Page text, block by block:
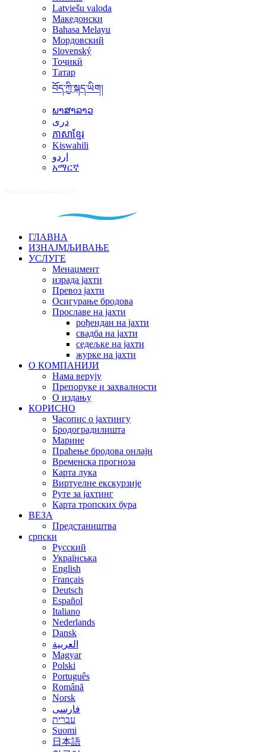
Latviešu valoda
Македонски
Bahasa Melayu
Мордовский
Slovenský
Тоҷикӣ
Татар
བོད་ཀྱི་སྐད་ཡིག།
ພາສາລາວ
دری
ភាសាខ្មែរ
Kiswahili
اردو
አማርኛ
ГЛАВНА
ИЗНАЈМЉИВАЊЕ
УСЛУГЕ
Менаџмент
израда јахти
Превоз јахти
Осигурање бродова
Прославе на јахти
рођендан на јахти
свадба на јахти
седељке на јахти
журке на јахти
О КОМПАНИЈИ
Нама верују
Препоруке и захвалности
О издању
КОРИСНО
Часопис о јахтингу
Бродоградилишта
Марине
Праћење бродова онлајн
Временска прогноза
Карта лука
Виртуелне екскурзије
Руте за јахтинг
Карта тропских бура
ВЕЗА
Предстаништва
српски
Русский
Українська
English
Français
Deutsch
Español
Italiano
Nederlands
Dansk
العربية
Magyar
Polski
Português
Română
Norsk
فارسی
עברית
Suomi
日本語